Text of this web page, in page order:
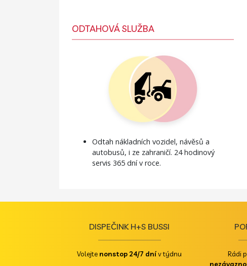
ODTAHOVÁ SLUŽBA
Odtah nákladních vozidel, návěsů a
autobusů, i ze zahraničí. 24 hodinový
servis 365 dní v roce.
DISPEČINK H+S BUSSI
Volejte nonstop 24/7 dnív týdnu Rádi